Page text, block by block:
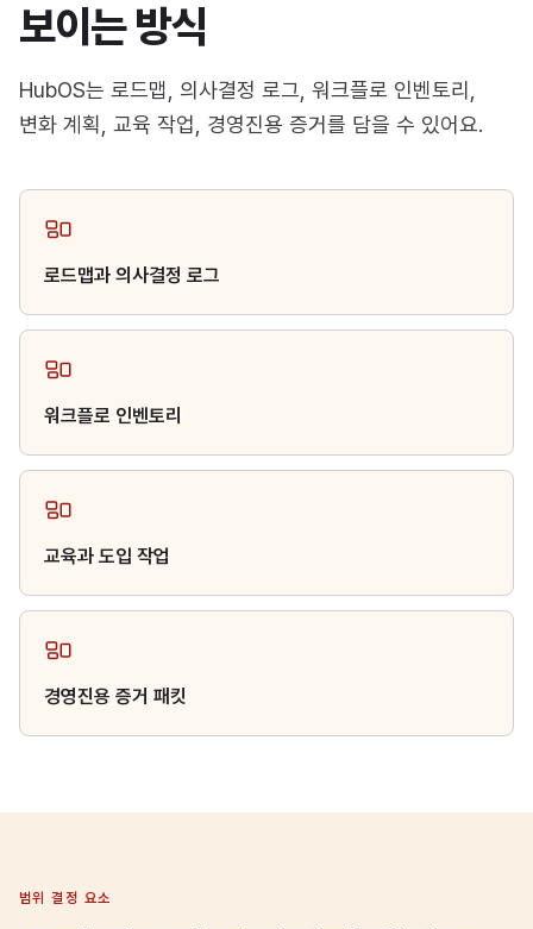
보이는 방식
HubOS는 로드맵, 의사결정 로그, 워크플로 인벤토리,
변화 계획, 교육 작업, 경영진용 증거를 담을 수 있어요.
로드맵과 의사결정 로그
워크플로 인벤토리
교육과 도입 작업
경영진용 증거 패킷
범위 결정 요소